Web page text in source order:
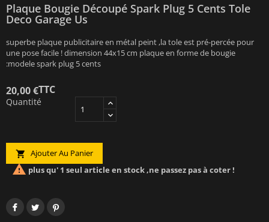
Plaque Bougie Découpé Spark Plug 5 Cents Tole
Deco Garage Us
superbe plaque publicitaire en métal peint ,la tole est pré-percée pour
une pose facile ! dimension 44x15 cm plaque en forme de bougie
:modele spark plug 5 cents
20,00 €TTC
Quantité
 Ajouter Au Panier
 plus qu' 1 seul article en stock ,ne passez pas à coter !